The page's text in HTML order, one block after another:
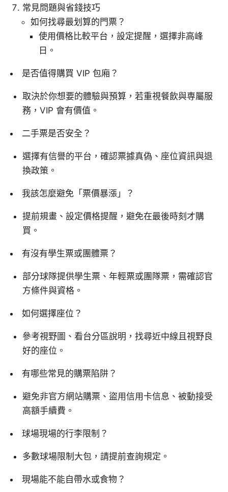
常見問題與省錢技巧
如何找尋最划算的門票？
使用價格比較平台，設定提醒，選擇非高峰
日。
是否值得購買 VIP 包廂？
取決於你想要的體驗與預算，若重視餐飲與専屬服
務，VIP 會有價值。
二手票是否安全？
選擇有信譽的平台，確認票據真偽、座位資訊與退
換政策。
我該怎麼避免「票價暴漲」？
提前規畫、設定價格提醒，避免在最後時刻才購
買。
有沒有學生票或團體票？
部分球隊提供學生票、年輕票或團隊票，需確認官
方條件與資格。
如何選擇座位？
參考視野圖、看台分區說明，找尋近中線且視野良
好的座位。
有哪些常見的購票陷阱？
避免非官方網站購票、盜用信用卡信息、被動接受
高額手續費。
球場現場的行李限制？
多數球場限制大包，請提前查詢規定。
現場能不能自帶水或食物？